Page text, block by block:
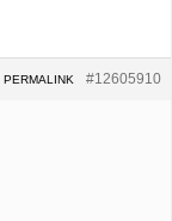
#12605910
PERMALINK